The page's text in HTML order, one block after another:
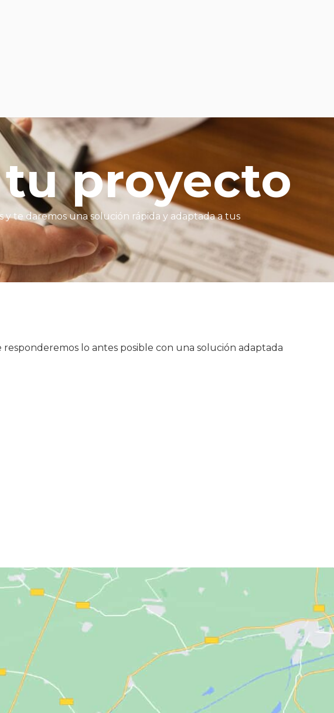
proyecto
y te daremos una solución rápida y adaptada a tus
lo antes posible con una solución adaptada